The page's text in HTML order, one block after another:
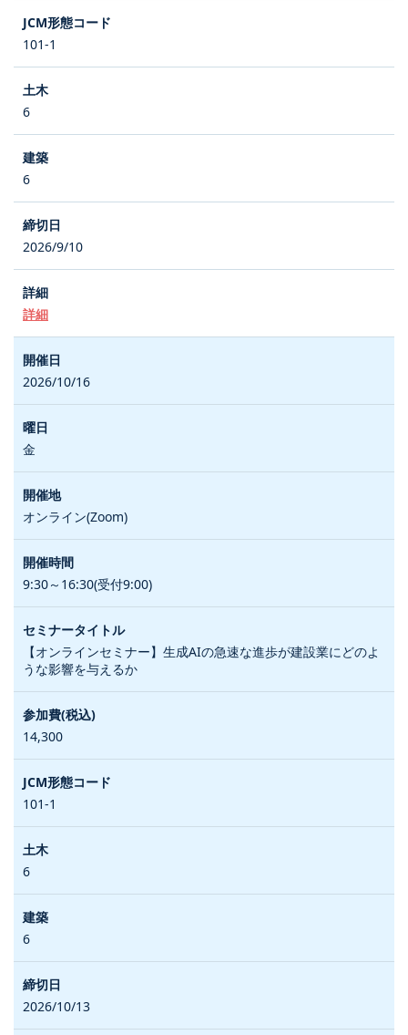
101-1
6
6
2026/9/10
詳細
2026/10/16
金
オンライン(Zoom)
9:30～16:30(受付9:00)
【オンラインセミナー】生成AIの急速な進歩が建設業にどのよ
うな影響を与えるか
14,300
101-1
6
6
2026/10/13